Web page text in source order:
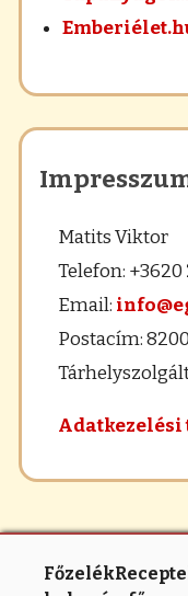
Matits Viktor
Telefon: +3620
Email:
Postacím:
Adatkezelési